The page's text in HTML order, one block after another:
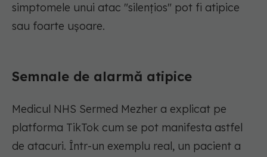
simptomele unui atac "silențios" pot fi atipice
sau foarte ușoare.
Semnale de alarmă atipice
Medicul NHS Sermed Mezher a explicat pe
platforma TikTok cum se pot manifesta astfel
de atacuri. Într-un exemplu real, un pacient a